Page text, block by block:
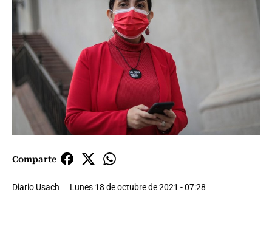
Comparte
Diario Usach Lunes 18 de octubre de 2021 - 07:28